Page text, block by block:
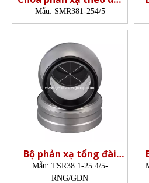
tia laze (38.1mm,5')
Mẫu: SMR381-254/5
Bộ phản xạ tổng đài
(25,4mm,5',Tổ)
Mẫu: TSR38.1-25.4/5-
RNG/GDN